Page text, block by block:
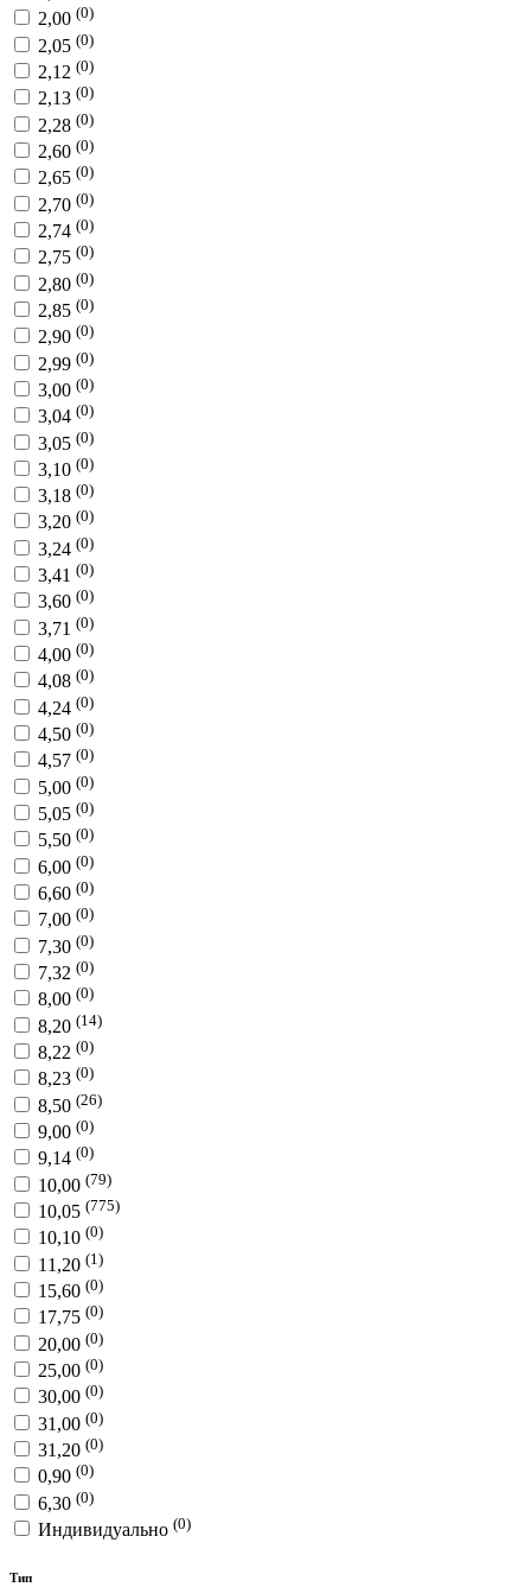
2,00 (0)
2,05 (0)
2,12 (0)
2,13 (0)
2,28 (0)
2,60 (0)
2,65 (0)
2,70 (0)
2,74 (0)
2,75 (0)
2,80 (0)
2,85 (0)
2,90 (0)
2,99 (0)
3,00 (0)
3,04 (0)
3,05 (0)
3,10 (0)
3,18 (0)
3,20 (0)
3,24 (0)
3,41 (0)
3,60 (0)
3,71 (0)
4,00 (0)
4,08 (0)
4,24 (0)
4,50 (0)
4,57 (0)
5,00 (0)
5,05 (0)
5,50 (0)
6,00 (0)
6,60 (0)
7,00 (0)
7,30 (0)
7,32 (0)
8,00 (0)
8,20 (14)
8,22 (0)
8,23 (0)
8,50 (26)
9,00 (0)
9,14 (0)
10,00 (79)
10,05 (775)
10,10 (0)
11,20 (1)
15,60 (0)
17,75 (0)
20,00 (0)
25,00 (0)
30,00 (0)
31,00 (0)
31,20 (0)
0,90 (0)
6,30 (0)
Индивидуально (0)
Тип